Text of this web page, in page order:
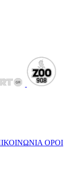
ΟΡΟΙ